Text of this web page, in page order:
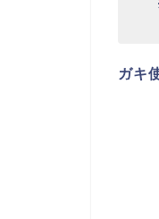
ガキ